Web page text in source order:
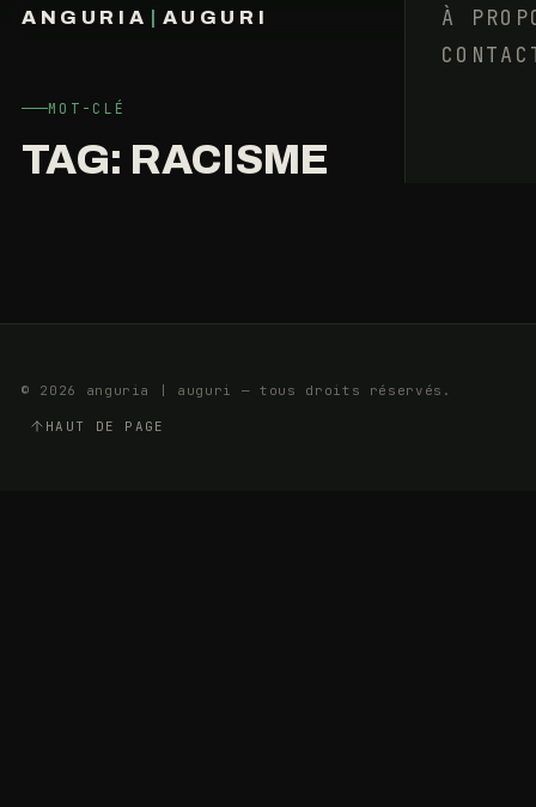
ANGURIA AUGURI
À
MOT-CLÉ
TAG: RACISME
QUI
RITALS
30
JANVIER
5
MIN
© 2026 anguria | auguri — tous droits réservés.
HAUT DE PAGE